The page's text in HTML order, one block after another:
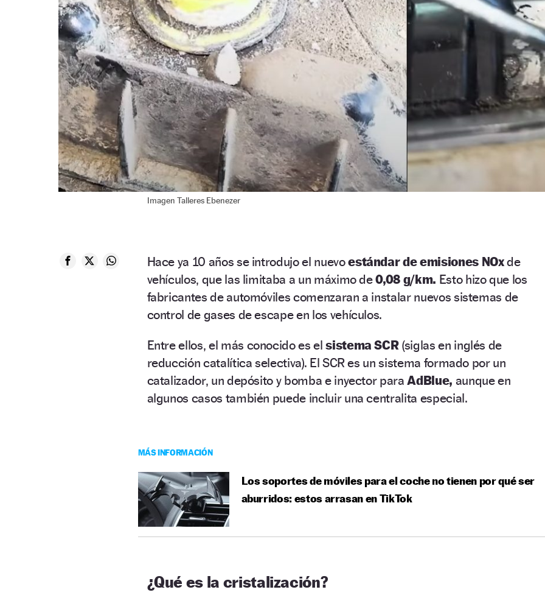
Imagen Talleres Ebenezer
Hace ya 10 años se introdujo el nuevoestándar de emisiones NOxde
vehículos, que las limitaba a un máximo de0,08 g/km. Esto hizo que los
fabricantes de automóviles comenzaran a instalar nuevos sistemas de
control de gases de escape en los vehículos.
Entre ellos, el más conocido es elsistema SCR (siglas en inglés de
reducción catalítica selectiva). El SCR es un sistema formado por un
catalizador, un depósito y bomba e inyector paraAdBlue, aunque en
algunos casos también puede incluir una centralita especial.
MÁS INFORMACIÓN
Los soportes de móviles para el coche no tienen por qué ser
aburridos: estos arrasan en TikTok
¿Qué es la cristalización?